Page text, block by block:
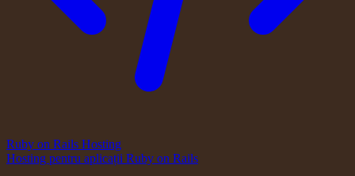
Ruby on Rails Hosting
Hosting pentru aplicații Ruby on Rails